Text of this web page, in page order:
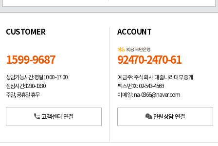
CUSTOMER
1599-9687
상담가능시간: 평일10:00 -17:00
점심시간: 12:30 - 13:30
주말, 공휴일 휴무
고객센터 연결
ACCOUNT
92470-2470-61
예금주: 주식회사 대출나라대부중개
팩스번호: 02-543-4569
이메일: na-0366@naver.com
민원상담 연결